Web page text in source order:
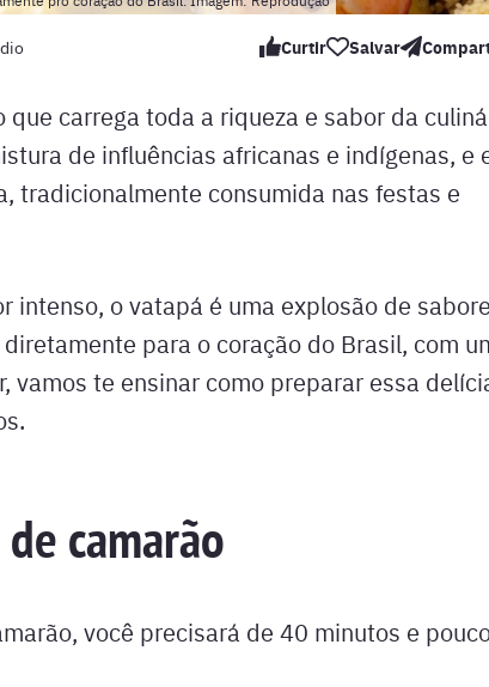
Curtir Salvar
carrega toda a riqueza e sabor da
de influências africanas e indígenas, e
tradicionalmente consumida nas festas e
intenso, o vatapá é uma explosão de
para o coração do Brasil, com
vamos te ensinar como preparar essa
camarão
você precisará de 40 minutos e